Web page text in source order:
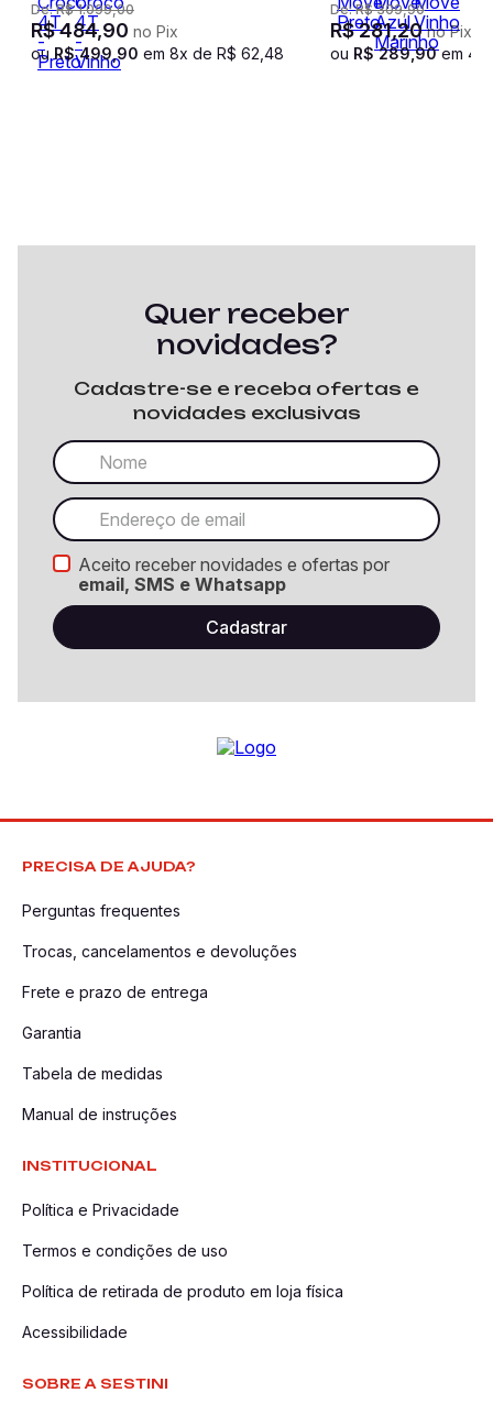
De:R$ 1.099,00
R$484,90 no Pix
ou R$ 499 90 em 8x de R$ 62 48
De:R$ 309,90
R$281,20no Pix
ou R$ 289,90em 4
Quer receber
novidades?
Cadastre-se e receba ofertas e
novidades exclusivas
Aceito receber novidades e ofertas por
email, SMS e Whatsapp
PRECISA DE AJUDA?
Perguntas frequentes
Trocas, cancelamentos e devoluções
Frete e prazo de entrega
Garantia
Tabela de medidas
Manual de instruções
INSTITUCIONAL
Política e Privacidade
Termos e condições de uso
Política de retirada de produto em loja física
Acessibilidade
SOBRE A SESTINI